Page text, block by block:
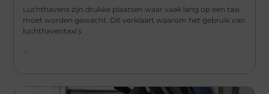
Luchthavens zijn drukke plaatsen waar vaak lang op een taxi
moet worden gewacht. Dit verklaart waarom het gebruik van
luchthaventaxi’s